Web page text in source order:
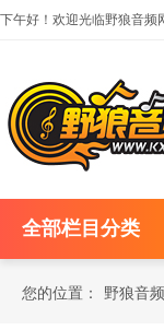
下午好！欢迎光临野狼音频
全部栏目分类
您的位置： 野狼音